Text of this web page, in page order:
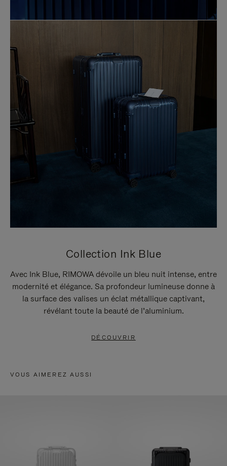
Collection Ink Blue
Avec Ink Blue, RIMOWA dévoile un bleu nuit intense, entre
modernité et élégance. Sa profondeur lumineuse donne à
la surface des valises un éclat métallique captivant,
révélant toute la beauté de l’aluminium.
DÉCOUVRIR
VOUS AIMEREZ AUSSI